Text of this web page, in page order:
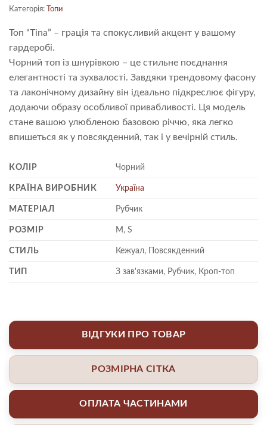
Категорія: Топи
Топ “Tina” – грація та спокусливий акцент у вашому
гардеробі.
Чорний топ із шнурівкою – це стильне поєднання
елегантності та зухвалості. Завдяки трендовому фасону
та лаконічному дизайну він ідеально підкреслює фігуру,
додаючи образу особливої привабливості. Ця модель
стане вашою улюбленою базовою річчю, яка легко
впишеться як у повсякденний, так і у вечірній стиль.
КОЛІР Чорний
КРАЇНА ВИРОБНИК Україна
МАТЕРІАЛ Рубчик
РОЗМІР M, S
СТИЛЬ Кежуал, Повсякденний
ТИП З зав'язками, Рубчик, Кроп-топ
ВІДГУКИ ПРО ТОВАР
РОЗМІРНА СІТКА
ОПЛАТА ЧАСТИНАМИ